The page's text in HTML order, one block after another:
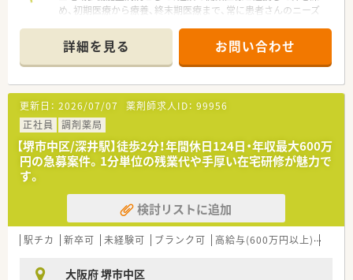
す。
め、組織の一員として主体性を持って業務に取り組めるやりがい
があります。
め、初期医療から療養、終末期医療まで、常に患者さんのニーズ
■地域包括ケア病棟をもち、地域の中核を担う病院です。
■外部研修、内部研修、院内研修会を積極的に行うなど薬剤師資
格のバックアップ体制は万全です。
■指定の資格取得者には手当を支給するなど、頑張りを評価して
くれる風土があります。
≪こんな業務です≫
■入院患者様の調剤、監査、服薬指導 ※外来は院外処方
■注射混注（抗がん剤 ＴＰＮ）
■病棟業務（病棟専任者を配置しています）
■各種委員会業務
※夜勤、当直業務はありません
詳細を見る お問い合わせ
更新日： 2026/07/07 薬剤師求人ID： 99956
正社員
調剤薬局
【堺市中区/深井駅】徒歩2分！年間休日124日・年収最大600万
円の急募案件。1分単位の残業代や手厚い在宅研修が魅力で
す。
検討リストに追加
駅チカ 新卒可 未経験可 ブランク可 高給与(600万円以上)
大阪府 堺市中区